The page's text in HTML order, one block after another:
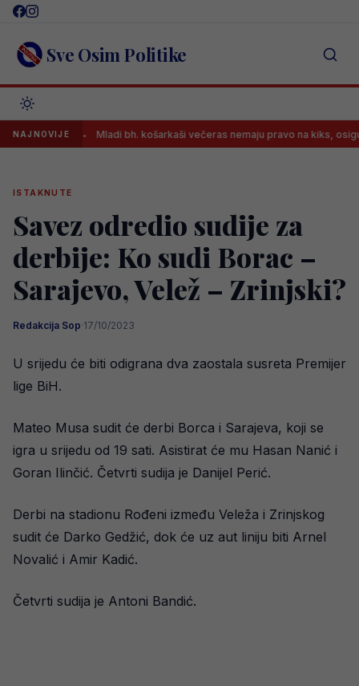
Skip
content Sve Osim Politike
NAJNOVIJEMladi bh. košarkaši večeras nemaju pravo na kiks, osiguran
ISTAKNUTE
Savez odredio sudije za
derbije: Ko sudi Borac –
Sarajevo, Velež – Zrinjski?
Redakcija Sop·17/10/2023
U srijedu će biti odigrana dva zaostala susreta Premijer
lige BiH.
Mateo Musa sudit će derbi Borca i Sarajeva, koji se
igra u srijedu od 19 sati. Asistirat će mu Hasan Nanić i
Goran Ilinčić. Četvrti sudija je Danijel Perić.
Derbi na stadionu Rođeni između Veleža i Zrinjskog
sudit će Darko Gedžić, dok će uz aut liniju biti Arnel
Novalić i Amir Kadić.
Četvrti sudija je Antoni Bandić.